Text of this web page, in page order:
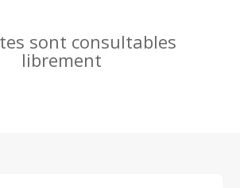
sont consultables
librement